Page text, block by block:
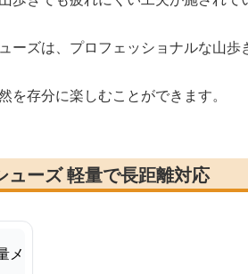
ーズは、プロフェッショナルな山
存分に楽しむことができます。
ーズ 軽量で長距離対応